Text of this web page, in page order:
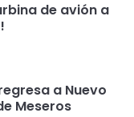
de avión a
a Nuevo
Meseros